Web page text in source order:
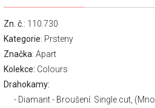
Zn. č. : 110.730
Kategorie: Prsteny
Značka: Apart
Kolekce: Colours
Drahokamy:
Diamant - Broušení: Single cut,